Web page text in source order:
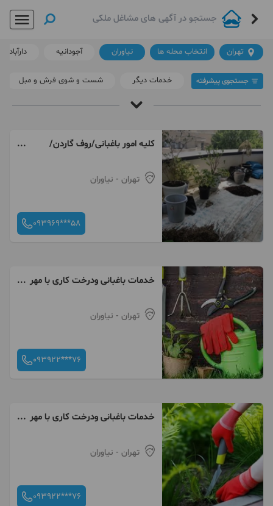
تهران انتخاب محله ها نیاوران آجودانیه دارآباد
جستجوی پیشرفته خدمات دیگر شست و شوی فرش و مبل
گل و گیاه در نیاوران
آقای املاک / گل و گیاه در تهران
داغ ترین ها لینک دار ها
کلیه امور باغبانی/روف گاردن/
تهران - نیاوران
093969***58
خدمات باغبانی ودرخت کاری با مهر
تهران - نیاوران
093922***76
خدمات باغبانی ودرخت کاری با مهر
تهران - نیاوران
093922***76